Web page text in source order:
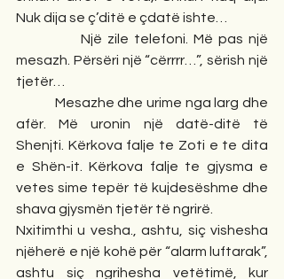
Nuk dija se ç’ditë e çdatë ishte…
Një zile telefoni. Më pas një
mesazh. Përsëri një “cërrrr…”, sërish një
tjetër…
Mesazhe dhe urime nga larg dhe
afër. Më uronin një datë-ditë të
Shenjti. Kërkova falje te Zoti e te dita
e Shën-it. Kërkova falje te gjysma e
vetes sime tepër të kujdesëshme dhe
shava gjysmën tjetër të ngrirë.
Nxitimthi u vesha., ashtu, siç vishesha
njëherë e një kohë për “alarm luftarak”,
ashtu siç ngrihesha vetëtimë, kur